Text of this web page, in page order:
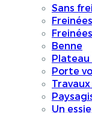
Sans
Benne
Porte
Un